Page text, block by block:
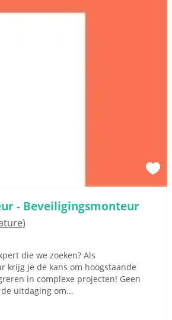
- Beveiligingsmonteur
die we zoeken? Als
krijg je de kans om hoogstaande
in complexe projecten! Geen
uitdaging om...